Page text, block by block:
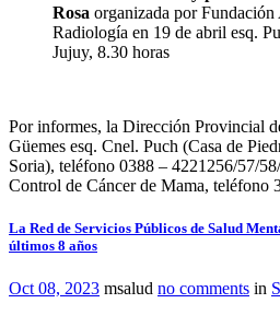
Rosa organizada por
Radiología en 19 de abril esq.
Jujuy, 8.30 horas
Por informes, la Dirección Provincial
Güemes esq. Cnel. Puch (Casa de
Soria), teléfono 0388 – 4221256/57/
Control de Cáncer de Mama, teléfono
La Red de Servicios Públicos de Salud
últimos 8 años
Oct 08, 2023 msalud no comments in